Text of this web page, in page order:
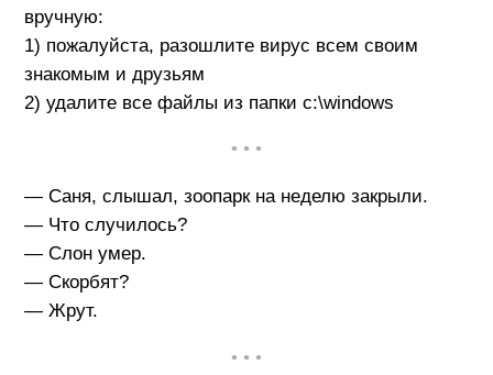
вручную:
1) пожалуйста, разошлите вирус всем своим
знакомым и друзьям
2) удалите все файлы из папки c:\windows
• • •
— Саня, слышал, зоопарк на неделю закрыли.
— Что случилось?
— Слон умер.
— Скорбят?
— Жрут.
• • •